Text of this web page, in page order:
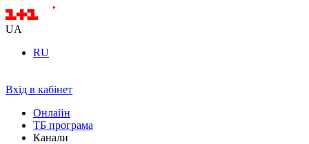
UA
RU
Вхід в кабінет
Онлайн
ТБ програма
Канали